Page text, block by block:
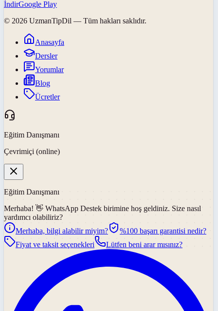
İndirGoogle Play
© 2026 UzmanTipDil — Tüm hakları saklıdır.
Anasayfa
Dersler
Yorumlar
Blog
Ücretler
Eğitim Danışmanı
Çevrimiçi (online)
Eğitim Danışmanı
Merhaba! 👋 WhatsApp Destek birimine hoş geldiniz. Size nasıl
yardımcı olabiliriz?
Merhaba, bilgi alabilir miyim?
%100 başarı garantisi nedir?
Fiyat ve taksit seçenekleri
Lütfen beni arar mısınız?